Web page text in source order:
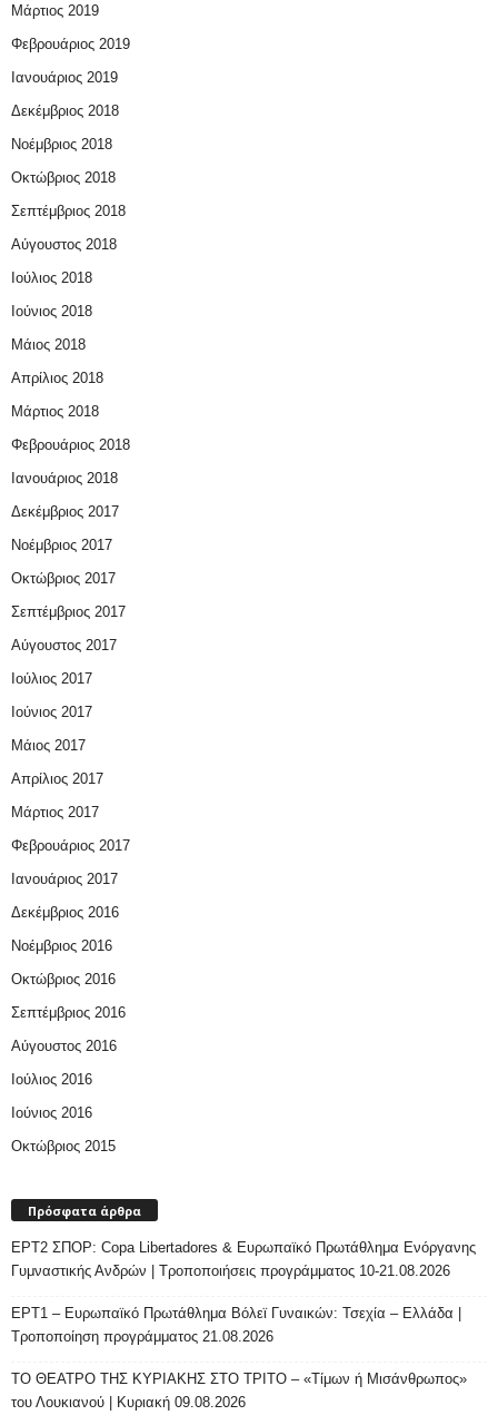
Μάρτιος 2019
Φεβρουάριος 2019
Ιανουάριος 2019
Δεκέμβριος 2018
Νοέμβριος 2018
Οκτώβριος 2018
Σεπτέμβριος 2018
Αύγουστος 2018
Ιούλιος 2018
Ιούνιος 2018
Μάιος 2018
Απρίλιος 2018
Μάρτιος 2018
Φεβρουάριος 2018
Ιανουάριος 2018
Δεκέμβριος 2017
Νοέμβριος 2017
Οκτώβριος 2017
Σεπτέμβριος 2017
Αύγουστος 2017
Ιούλιος 2017
Ιούνιος 2017
Μάιος 2017
Απρίλιος 2017
Μάρτιος 2017
Φεβρουάριος 2017
Ιανουάριος 2017
Δεκέμβριος 2016
Νοέμβριος 2016
Οκτώβριος 2016
Σεπτέμβριος 2016
Αύγουστος 2016
Ιούλιος 2016
Ιούνιος 2016
Οκτώβριος 2015
Πρόσφατα άρθρα
ΕΡΤ2 ΣΠΟΡ: Copa Libertadores & Ευρωπαϊκό Πρωτάθλημα Ενόργανης
Γυμναστικής Ανδρών | Τροποποιήσεις προγράμματος 10-21.08.2026
ΕΡΤ1 – Ευρωπαϊκό Πρωτάθλημα Βόλεϊ Γυναικών: Τσεχία – Ελλάδα |
Τροποποίηση προγράμματος 21.08.2026
ΤΟ ΘΕΑΤΡΟ ΤΗΣ ΚΥΡΙΑΚΗΣ ΣΤΟ ΤΡΙΤΟ – «Τίμων ή Μισάνθρωπος»
του Λουκιανού | Κυριακή 09.08.2026